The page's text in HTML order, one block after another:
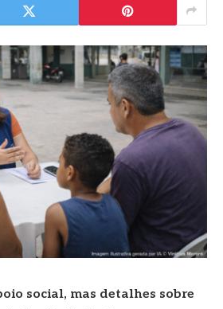
social, mas detalhes sobre